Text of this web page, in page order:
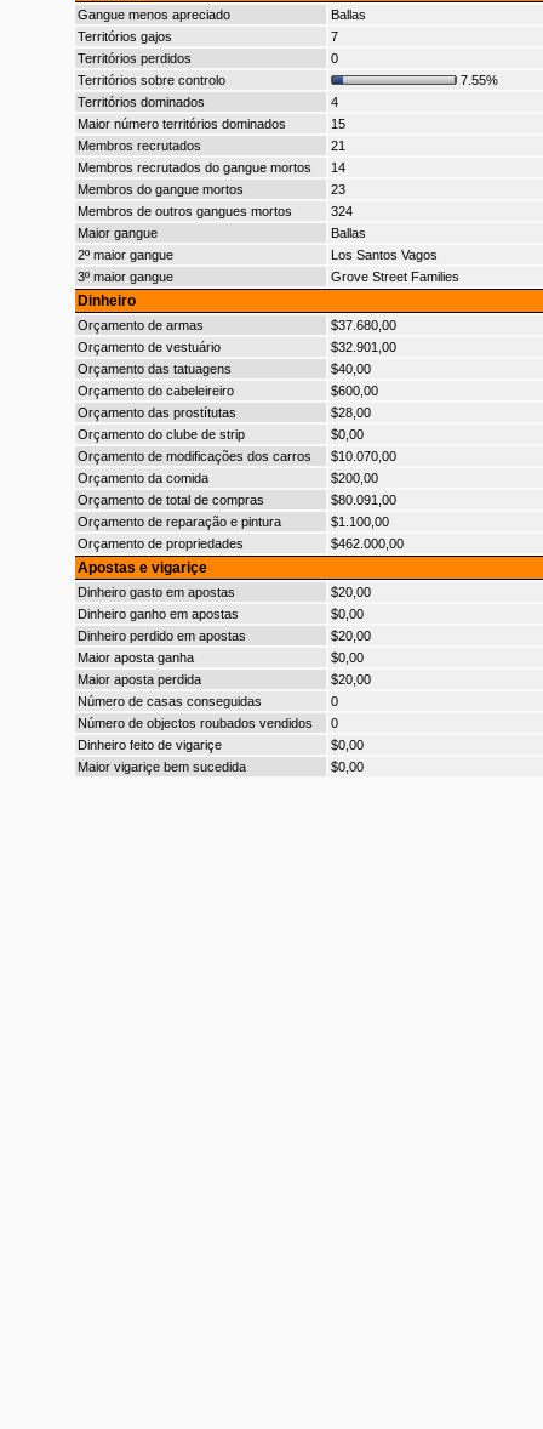
Gangue menos apreciado
Ballas
Territórios gajos
7
Territórios perdidos
0
Territórios sobre controlo
7.55%
Territórios dominados
4
Maior número territórios dominados
15
Membros recrutados
21
Membros recrutados do gangue mortos
14
Membros do gangue mortos
23
Membros de outros gangues mortos
324
Maior gangue
Ballas
2º maior gangue
Los Santos Vagos
3º maior gangue
Grove Street Families
Dinheiro
Orçamento de armas
$37.680,00
Orçamento de vestuário
$32.901,00
Orçamento das tatuagens
$40,00
Orçamento do cabeleireiro
$600,00
Orçamento das prostítutas
$28,00
Orçamento do clube de strip
$0,00
Orçamento de modificações dos carros
$10.070,00
Orçamento da comida
$200,00
Orçamento de total de compras
$80.091,00
Orçamento de reparação e pintura
$1.100,00
Orçamento de propriedades
$462.000,00
Apostas e vigariçe
Dinheiro gasto em apostas
$20,00
Dinheiro ganho em apostas
$0,00
Dinheiro perdido em apostas
$20,00
Maior aposta ganha
$0,00
Maior aposta perdida
$20,00
Número de casas conseguidas
0
Número de objectos roubados vendidos
0
Dinheiro feito de vigariçe
$0,00
Maior vigariçe bem sucedida
$0,00